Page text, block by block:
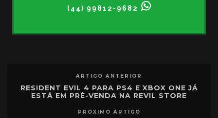
(44) 99812-9682
ARTIGO ANTERIOR
RESIDENT EVIL 4 PARA PS4 E XBOX ONE JÁ
ESTÁ EM PRÉ-VENDA NA REVIL STORE
PRÓXIMO ARTIGO